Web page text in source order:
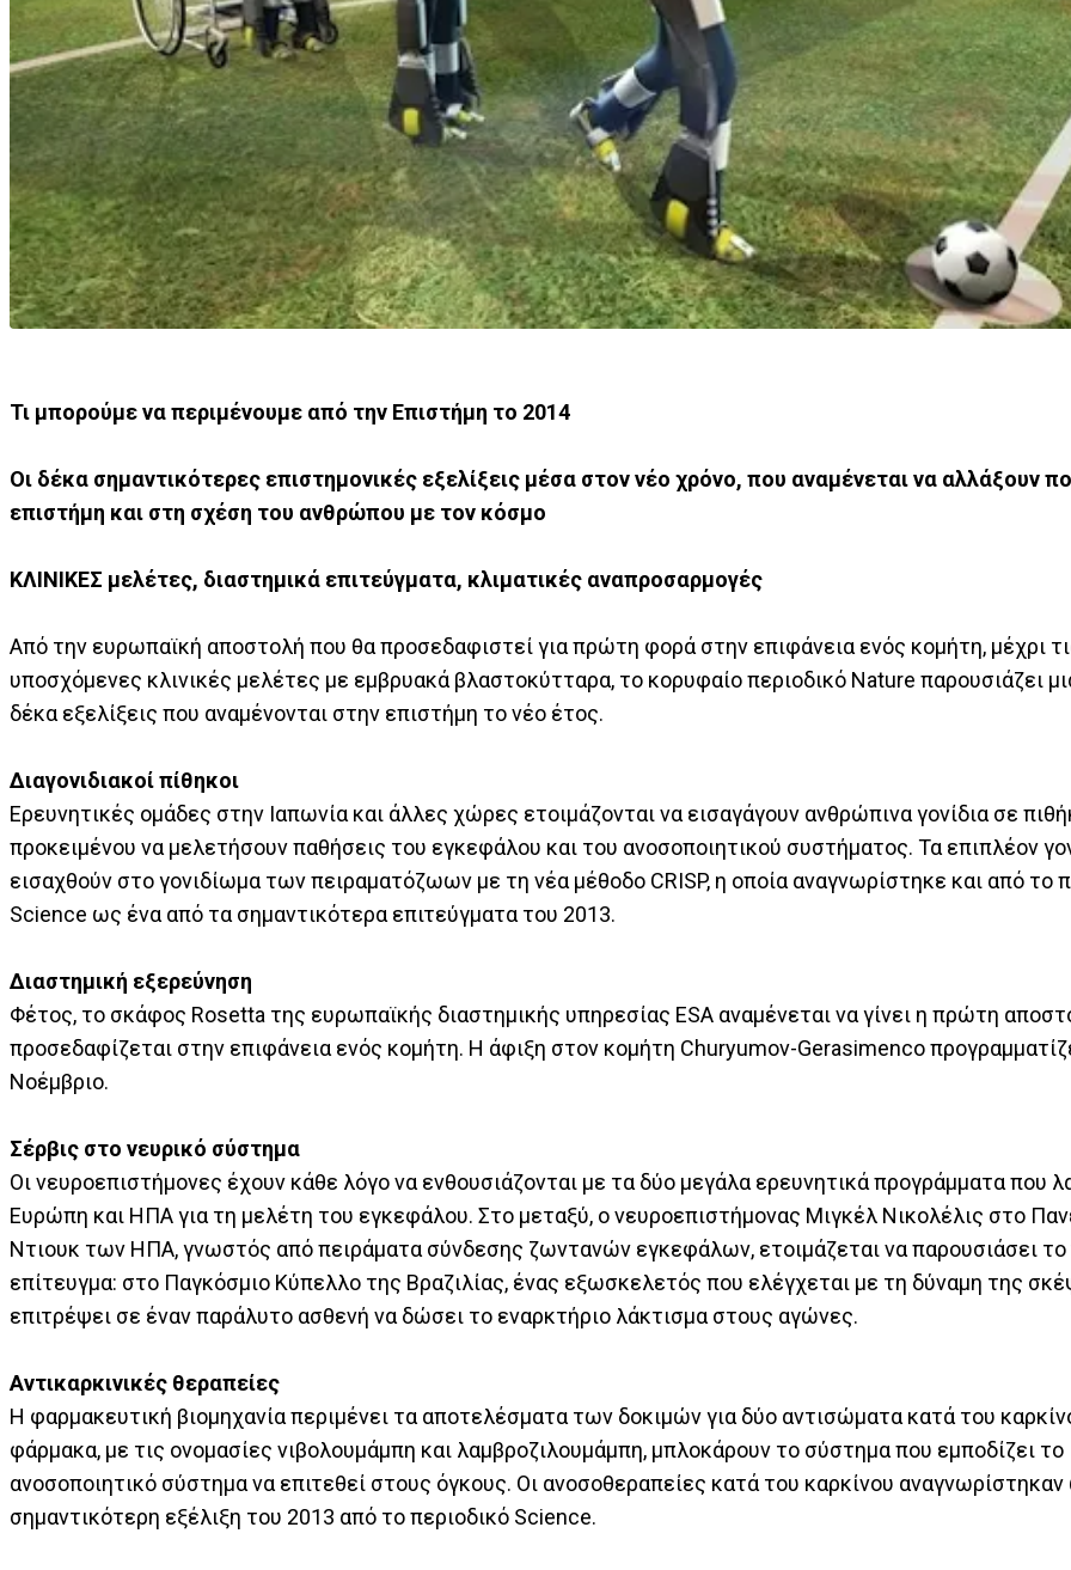
Τι μπορούμε να περιμένουμε από την Επιστήμη το 2014
Οι δέκα σημαντικότερες επιστημονικές εξελίξεις μέσα στον νέο χρόνο, που αναμένεται να αλλάξουν
επιστήμη και στη σχέση του ανθρώπου με τον κόσμο
ΚΛΙΝΙΚΕΣ μελέτες, διαστημικά επιτεύγματα, κλιματικές αναπροσαρμογές
Από την ευρωπαϊκή αποστολή που θα προσεδαφιστεί για πρώτη φορά στην επιφάνεια ενός κομήτη, μέχρι
υποσχόμενες κλινικές μελέτες με εμβρυακά βλαστοκύτταρα, το κορυφαίο περιοδικό Nature παρουσιάζει
δέκα εξελίξεις που αναμένονται στην επιστήμη το νέο έτος.
Διαγονιδιακοί πίθηκοι
Ερευνητικές ομάδες στην Ιαπωνία και άλλες χώρες ετοιμάζονται να εισαγάγουν ανθρώπινα γονίδια σε
προκειμένου να μελετήσουν παθήσεις του εγκεφάλου και του ανοσοποιητικού συστήματος. Τα επιπλέον
εισαχθούν στο γονιδίωμα των πειραματόζωων με τη νέα μέθοδο CRISP, η οποία αναγνωρίστηκε και από το
Science ως ένα από τα σημαντικότερα επιτεύγματα του 2013.
Διαστημική εξερεύνηση
Φέτος, το σκάφος Rosetta της ευρωπαϊκής διαστημικής υπηρεσίας ESA αναμένεται να γίνει η πρώτη
προσεδαφίζεται στην επιφάνεια ενός κομήτη. Η άφιξη στον κομήτη Churyumov-Gerasimenco
Νοέμβριο.
Σέρβις στο νευρικό σύστημα
Οι νευροεπιστήμονες έχουν κάθε λόγο να ενθουσιάζονται με τα δύο μεγάλα ερευνητικά προγράμματα που
Ευρώπη και ΗΠΑ για τη μελέτη του εγκεφάλου. Στο μεταξύ, ο νευροεπιστήμονας Μιγκέλ Νικολέλις στο
Ντιουκ των ΗΠΑ, γνωστός από πειράματα σύνδεσης ζωντανών εγκεφάλων, ετοιμάζεται να παρουσιάσει το
επίτευγμα: στο Παγκόσμιο Κύπελλο της Βραζιλίας, ένας εξωσκελετός που ελέγχεται με τη δύναμη της
επιτρέψει σε έναν παράλυτο ασθενή να δώσει το εναρκτήριο λάκτισμα στους αγώνες.
Αντικαρκινικές θεραπείες
Η φαρμακευτική βιομηχανία περιμένει τα αποτελέσματα των δοκιμών για δύο αντισώματα κατά του
φάρμακα, με τις ονομασίες νιβολουμάμπη και λαμβροζιλουμάμπη, μπλοκάρουν το σύστημα που εμποδίζει το
ανοσοποιητικό σύστημα να επιτεθεί στους όγκους. Οι ανοσοθεραπείες κατά του καρκίνου
σημαντικότερη εξέλιξη του 2013 από το περιοδικό Science.